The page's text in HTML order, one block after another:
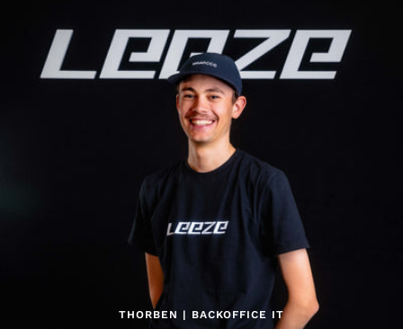
THORBEN | BACKOFFICE IT